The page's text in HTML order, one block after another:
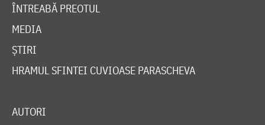
ÎNTREABĂ PREOTUL
MEDIA
ȘTIRI
HRAMUL SFINTEI CUVIOASE PARASCHEVA
AUTORI